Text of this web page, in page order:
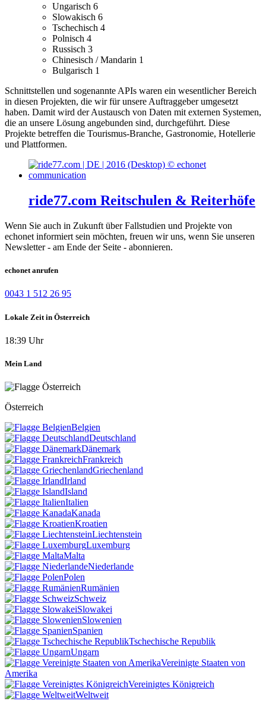
Ungarisch 6
Slowakisch 6
Tschechisch 4
Polnisch 4
Russisch 3
Chinesisch / Mandarin 1
Bulgarisch 1
Schnittstellen und sogenannte APIs waren ein wesentlicher Bereich
in diesen Projekten, die wir für unsere Auftraggeber umgesetzt
haben. Damit wird der Austausch von Daten mit externen Systemen,
die an unsere Lösung angebunden sind, durchgeführt. Diese
Projekte betreffen die Tourismus-Branche, Gastronomie, Hotellerie
und Plattformen.
ride77.com Reitschulen & Reiterhöfe
Wenn Sie auch in Zukunft über Fallstudien und Projekte von
echonet informiert sein möchten, freuen wir uns, wenn Sie unseren
Newsletter - am Ende der Seite - abonnieren.
echonet anrufen
0043 1 512 26 95
Lokale Zeit in Österreich
18:39 Uhr
Mein Land
Österreich
Belgien
Deutschland
Dänemark
Frankreich
Griechenland
Irland
Island
Italien
Kanada
Kroatien
Liechtenstein
Luxemburg
Malta
Niederlande
Polen
Rumänien
Schweiz
Slowakei
Slowenien
Spanien
Tschechische Republik
Ungarn
Vereinigte Staaten von
Amerika
Vereinigtes Königreich
Weltweit